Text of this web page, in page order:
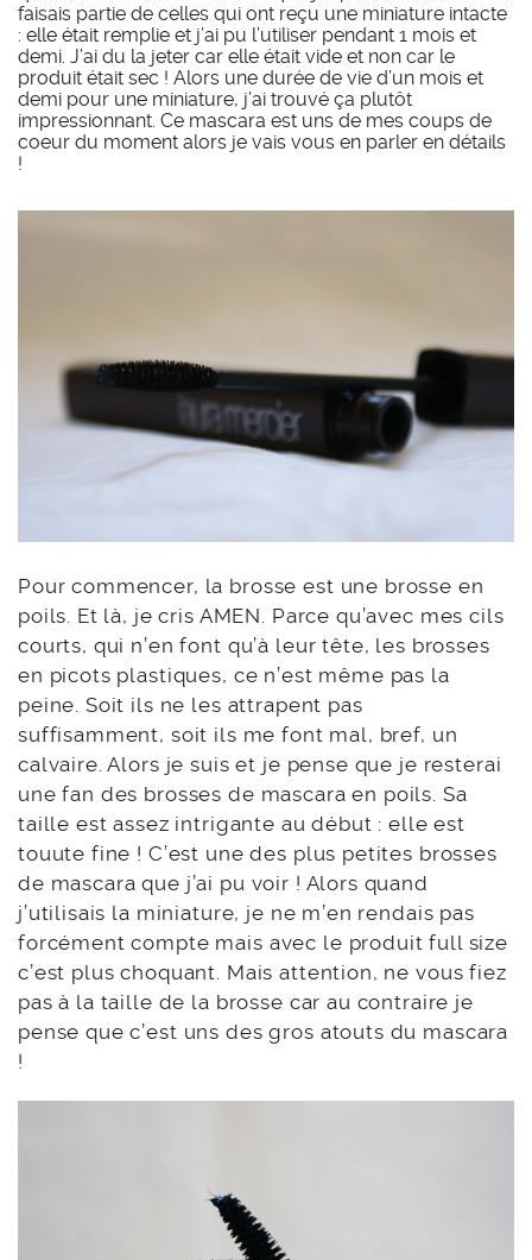
faisais partie de celles qui ont reçu une miniature intacte
: elle était remplie et j’ai pu l’utiliser pendant 1 mois et
demi. J’ai du la jeter car elle était vide et non car le
produit était sec ! Alors une durée de vie d’un mois et
demi pour une miniature, j’ai trouvé ça plutôt
impressionnant. Ce mascara est uns de mes coups de
coeur du moment alors je vais vous en parler en détails
!
Pour commencer, la brosse est une brosse en
poils. Et là, je cris AMEN. Parce qu’avec mes cils
courts, qui n’en font qu’à leur tête, les brosses
en picots plastiques, ce n’est même pas la
peine. Soit ils ne les attrapent pas
suffisamment, soit ils me font mal, bref, un
calvaire. Alors je suis et je pense que je resterai
une fan des brosses de mascara en poils. Sa
taille est assez intrigante au début : elle est
touute fine ! C’est une des plus petites brosses
de mascara que j’ai pu voir ! Alors quand
j’utilisais la miniature, je ne m’en rendais pas
forcément compte mais avec le produit full size
c’est plus choquant. Mais attention, ne vous fiez
pas à la taille de la brosse car au contraire je
pense que c’est uns des gros atouts du mascara
!